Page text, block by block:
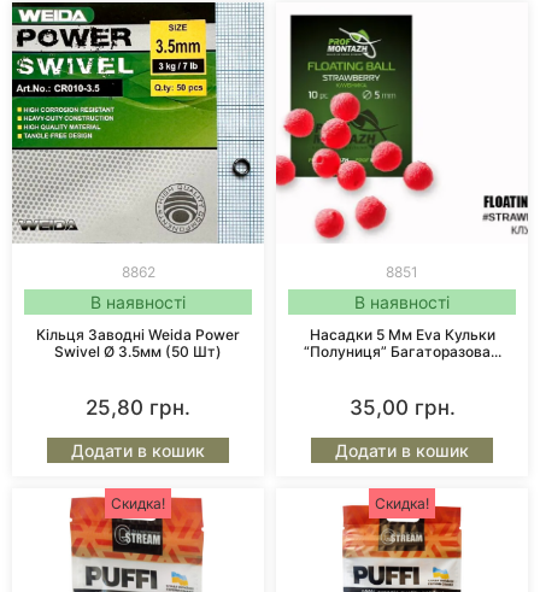
8862
В наявності
Кільця Заводні Weida Power
Swivel Ø 3.5мм (50 Шт)
25,80 грн.
Додати в кошик
8851
В наявності
Насадки 5 Мм Eva Кульки
“Полуниця” Багаторазова...
35,00 грн.
Додати в кошик
Скидка! Скидка!